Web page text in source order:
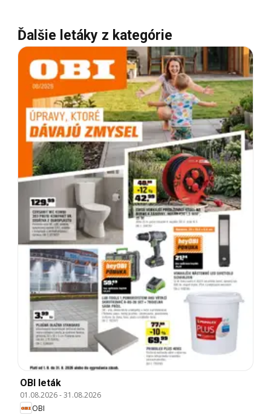
Ďalšie letáky z kategórie
OBI leták
01.08.2026-31.08.2026
OBI